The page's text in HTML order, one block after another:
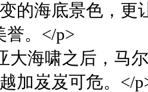
的海底景色，更
誉。</p>
啸之后，马尔
加岌岌可危。</